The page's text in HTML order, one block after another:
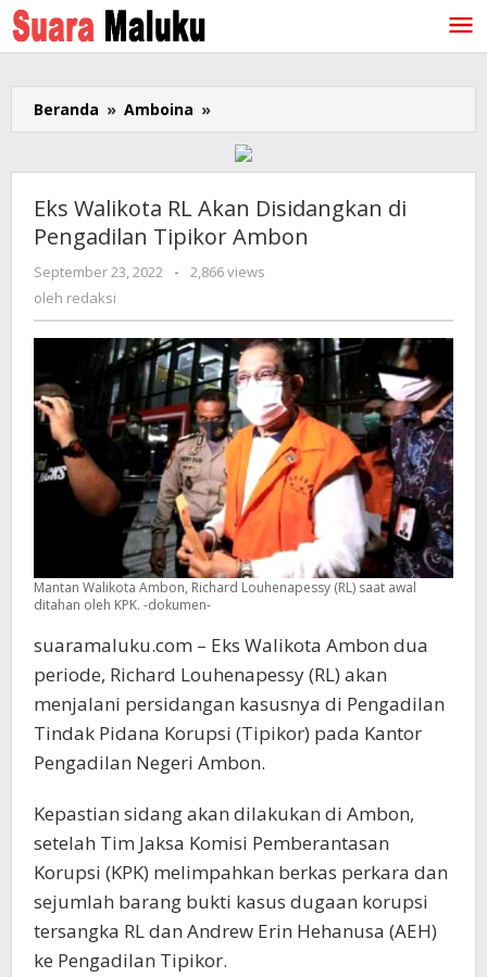
Lewati
ke
konten
Beranda » Amboina »
Walikota
Akan
Disidangkan
di
Pengadilan
Tipikor
Eks Walikota RL Akan Disidangkan di
Pengadilan Tipikor Ambon
September 23, 2022
oleh
-
2,866 views
oleh redaksi
Mantan Walikota Ambon, Richard Louhenapessy (RL) saat awal
ditahan oleh KPK. -dokumen-
suaramaluku.com – Eks Walikota Ambon dua
periode, Richard Louhenapessy (RL) akan
menjalani persidangan kasusnya di Pengadilan
Tindak Pidana Korupsi (Tipikor) pada Kantor
Pengadilan Negeri Ambon.
Kepastian sidang akan dilakukan di Ambon,
setelah Tim Jaksa Komisi Pemberantasan
Korupsi (KPK) melimpahkan berkas perkara dan
sejumlah barang bukti kasus dugaan korupsi
tersangka RL dan Andrew Erin Hehanusa (AEH)
ke Pengadilan Tipikor.